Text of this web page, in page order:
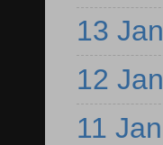
13 Jan
12 Jan
11 Jan